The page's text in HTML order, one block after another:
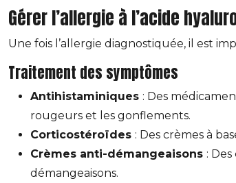
Gérer l’allergie à l’acide
Une fois l’allergie diagnostiquée, il est
Traitement des symptômes
Antihistaminiques : Des
rougeurs et les gonflements.
Corticostéroïdes : Des crèmes à
Crèmes anti-démangeaisons :
démangeaisons.